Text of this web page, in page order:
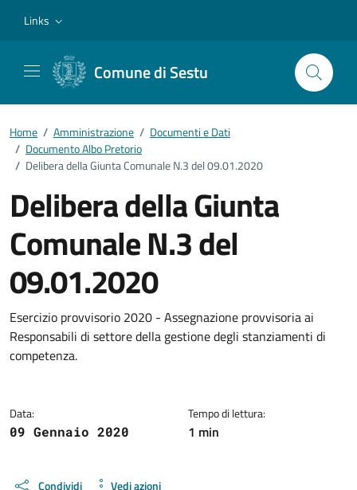
Links
Comune di Sestu
Home / Amministrazione / Documenti e Dati
/ Documento Albo Pretorio
/ Delibera della Giunta Comunale N.3 del 09.01.2020
Delibera della Giunta
Comunale N.3 del
09.01.2020
Dettagli del documento
Esercizio provvisorio 2020 - Assegnazione provvisoria ai
Responsabili di settore della gestione degli stanziamenti di
competenza.
Data:
09 Gennaio 2020
Tempo di lettura:
1 min
Condividi Vedi azioni